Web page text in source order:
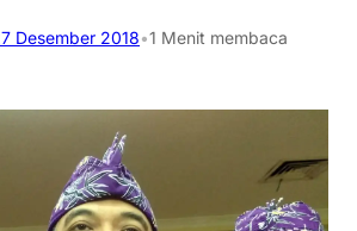
Desember 2018•1 Menit membaca